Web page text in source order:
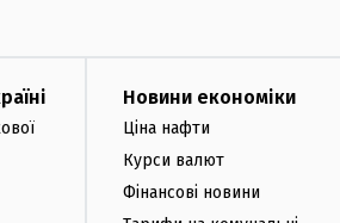
Новини економіки
Ціна нафти
Курси валют
Фінансові новини